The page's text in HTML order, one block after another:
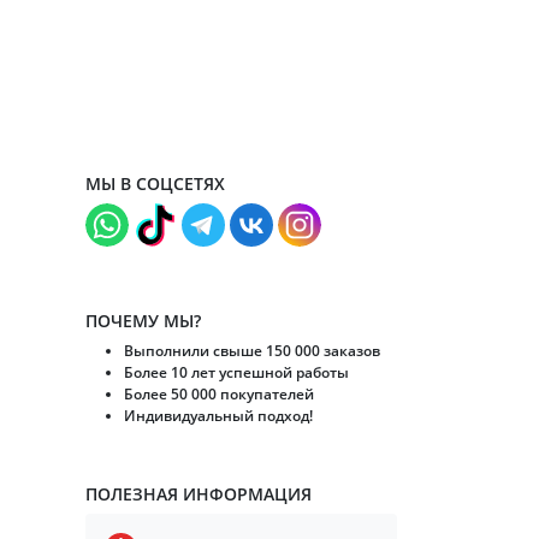
МЫ В СОЦСЕТЯХ
ПОЧЕМУ МЫ?
Выполнили свыше 150 000 заказов
Более 10 лет успешной работы
Более 50 000 покупателей
Индивидуальный подход!
ПОЛЕЗНАЯ ИНФОРМАЦИЯ